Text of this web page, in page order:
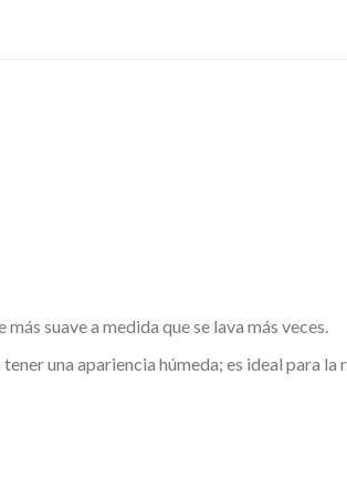
suave a medida que se lava más veces.
una apariencia húmeda; es ideal para la